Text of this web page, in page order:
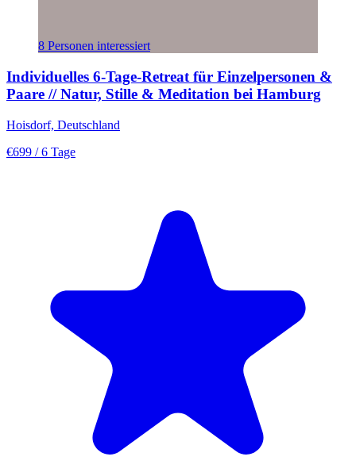
8 Personen interessiert
Individuelles 6-Tage-Retreat für Einzelpersonen &
Paare // Natur, Stille & Meditation bei Hamburg
Hoisdorf, Deutschland
€699 / 6 Tage